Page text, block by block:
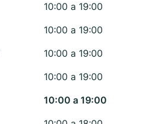
10:00 a 19:00
10:00 a 19:00
10:00 a 19:00
10:00 a 19:00
10:00 a 19:00